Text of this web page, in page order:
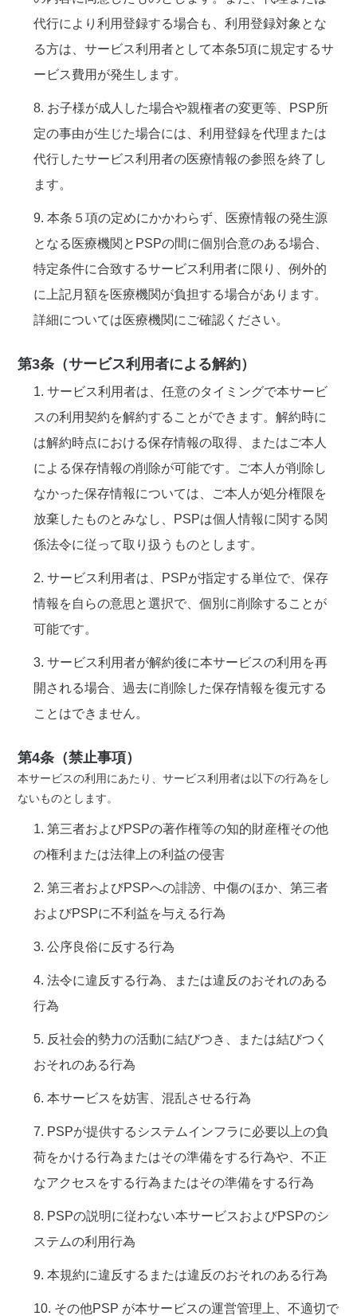
代行により利用登録する場合も、利用登録対象とな
る方は、サービス利用者として本条5項に規定するサ
ービス費用が発生します。
8. お子様が成人した場合や親権者の変更等、PSP所
定の事由が生じた場合には、利用登録を代理または
代行したサービス利用者の医療情報の参照を終了し
ます。
9. 本条５項の定めにかかわらず、医療情報の発生源
となる医療機関とPSPの間に個別合意のある場合、
特定条件に合致するサービス利用者に限り、例外的
に上記月額を医療機関が負担する場合があります。
詳細については医療機関にご確認ください。
第3条（サービス利用者による解約）
1. サービス利用者は、任意のタイミングで本サービ
スの利用契約を解約することができます。解約時に
は解約時点における保存情報の取得、またはご本人
による保存情報の削除が可能です。ご本人が削除し
なかった保存情報については、ご本人が処分権限を
放棄したものとみなし、PSPは個人情報に関する関
係法令に従って取り扱うものとします。
2. サービス利用者は、PSPが指定する単位で、保存
情報を自らの意思と選択で、個別に削除することが
可能です。
3. サービス利用者が解約後に本サービスの利用を再
開される場合、過去に削除した保存情報を復元する
ことはできません。
第4条（禁止事項）
本サービスの利用にあたり、サービス利用者は以下の行為をし
ないものとします。
1. 第三者およびPSPの著作権等の知的財産権その他
の権利または法律上の利益の侵害
2. 第三者およびPSPへの誹謗、中傷のほか、第三者
およびPSPに不利益を与える行為
3. 公序良俗に反する行為
4. 法令に違反する行為、または違反のおそれのある
行為
5. 反社会的勢力の活動に結びつき、または結びつく
おそれのある行為
6. 本サービスを妨害、混乱させる行為
7. PSPが提供するシステムインフラに必要以上の負
荷をかける行為またはその準備をする行為や、不正
なアクセスをする行為またはその準備をする行為
8. PSPの説明に従わない本サービスおよびPSPのシ
ステムの利用行為
9. 本規約に違反するまたは違反のおそれのある行為
10. その他PSP が本サービスの運営管理上、不適切で